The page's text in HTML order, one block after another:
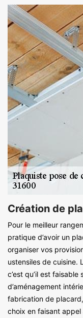
Création de
Pour le meilleur
pratique d’avoir un
organiser vos
ustensiles de cuisine.
c’est qu’il est
d’aménagement
fabrication de
choix en faisant